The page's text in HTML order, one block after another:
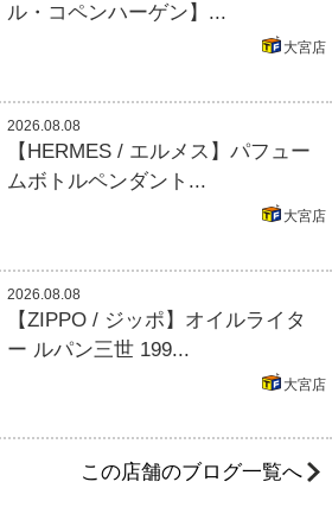
ル・コペンハーゲン】...
大宮店
2026.08.08
【HERMES / エルメス】パフュー
ムボトルペンダント...
大宮店
2026.08.08
【ZIPPO / ジッポ】オイルライタ
ー ルパン三世 199...
大宮店
この店舗のブログ一覧へ